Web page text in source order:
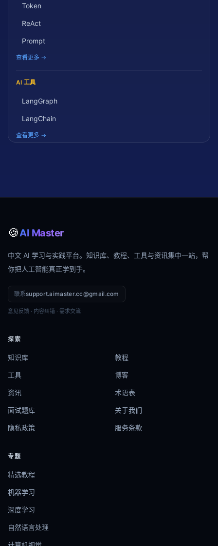
Token
ReAct
Prompt
查看更多 →
AI 工具
LangGraph
LangChain
查看更多 →
🍪AI Master
中文 AI 学习与实践平台。知识库、教程、工具与资讯集中一站，帮
你把人工智能真正学到手。
联系support.aimaster.cc@gmail.com
意见反馈 · 内容纠错 · 需求交流
探索
知识库 教程
工具 博客
资讯 术语表
面试题库 关于我们
隐私政策 服务条款
专题
精选教程
机器学习
深度学习
自然语言处理